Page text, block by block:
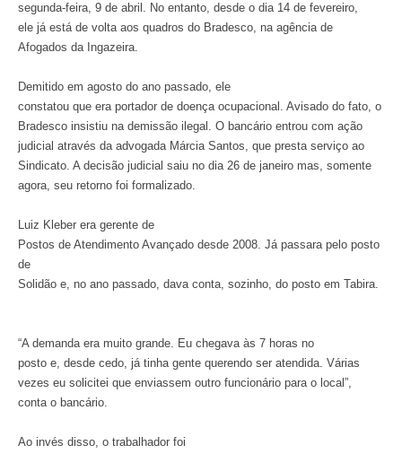
segunda-feira, 9 de abril. No entanto, desde o dia 14 de fevereiro,
ele já está de volta aos quadros do Bradesco, na agência de
Afogados da Ingazeira.
Demitido em agosto do ano passado, ele
constatou que era portador de doença ocupacional. Avisado do fato, o
Bradesco insistiu na demissão ilegal. O bancário entrou com ação
judicial através da advogada Márcia Santos, que presta serviço ao
Sindicato. A decisão judicial saiu no dia 26 de janeiro mas, somente
agora, seu retorno foi formalizado.
Luiz Kleber era gerente de
Postos de Atendimento Avançado desde 2008. Já passara pelo posto
de
Solidão e, no ano passado, dava conta, sozinho, do posto em Tabira.
“A demanda era muito grande. Eu chegava às 7 horas no
posto e, desde cedo, já tinha gente querendo ser atendida. Várias
vezes eu solicitei que enviassem outro funcionário para o local”,
conta o bancário.
Ao invés disso, o trabalhador foi